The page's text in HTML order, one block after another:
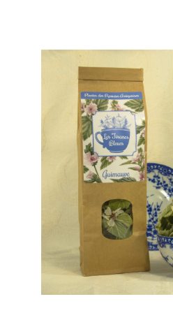
Envoyer
Thanks for
We are processing it
store